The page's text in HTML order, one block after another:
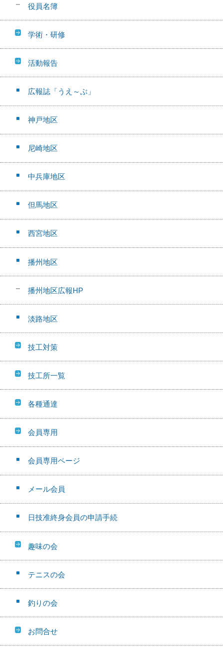
役員名簿
学術・研修
活動報告
広報誌「うえ～ぶ」
神戸地区
尼崎地区
中兵庫地区
但馬地区
西宮地区
播州地区
播州地区広報HP
淡路地区
技工対策
技工所一覧
各種通達
会員専用
会員専用ページ
メール会員
日技准終身会員の申請手続
趣味の会
テニスの会
釣りの会
お問合せ